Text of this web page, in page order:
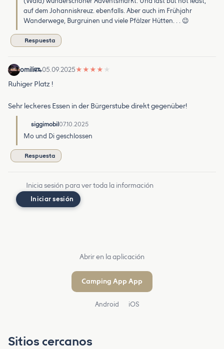
auf dem Johanniskreuz. ebenfalls. Aber auch im Frühjahr
Wanderwege, Burgruinen und viele Pfälzer Hütten. . . 😉
Respuesta
omili 05.09.2025★ ★ ★ ★ ★
Ruhiger Platz !
Sehr leckeres Essen in der Bürgerstube direkt gegenüber!
siggimobil07.10.2025
Mo und Di geschlossen
Respuesta
Inicia sesión para ver toda la información
Iniciar sesión
Abrir en la aplicación
Camping App App
Android iOS
Sitios cercanos